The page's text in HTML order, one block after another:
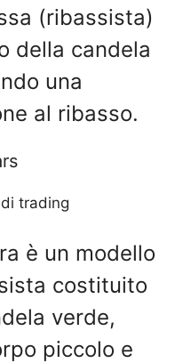
(ribassista)
della candela
una
al ribasso.
trading
è un modello
costituito
verde,
piccolo e